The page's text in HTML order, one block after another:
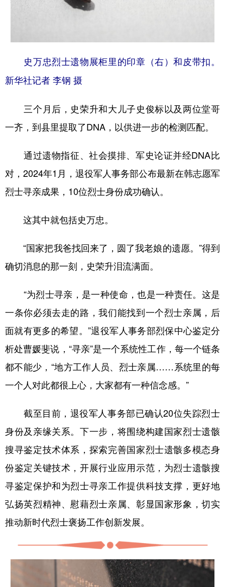
史万忠烈士遗物展柜里的印章（右）和皮带扣。
新华社记者 李钢 摄
三个月后，史荣升和大儿子史俊标以及两位堂哥
一齐，到县里提取了DNA，以供进一步的检测匹配。
通过遗物指征、社会摸排、军史论证并经DNA比
对，2024年1月，退役军人事务部公布最新在韩志愿军
烈士寻亲成果，10位烈士身份成功确认。
这其中就包括史万忠。
“国家把我爸找回来了，圆了我老娘的遗愿。”得到
确切消息的那一刻，史荣升泪流满面。
“为烈士寻亲，是一种使命，也是一种责任。这是
一条你必须去走的路，我们能找到一个烈士亲属，后
面就有更多的希望。”退役军人事务部烈保中心鉴定分
析处曹媛斐说，“寻亲”是一个系统性工作，每一个链条
都不能少，“地方工作人员、烈士亲属……系统里的每
一个人对此都很上心，大家都有一种信念感。”
截至目前，退役军人事务部已确认20位失踪烈士
身份及亲缘关系。下一步，将围绕构建国家烈士遗骸
搜寻鉴定技术体系，探索完善国家烈士遗骸多模态身
份鉴定关键技术，开展行业应用示范，为烈士遗骸搜
寻鉴定保护和为烈士寻亲工作提供科技支撑，更好地
弘扬英烈精神、慰藉烈士亲属、彰显国家形象，切实
推动新时代烈士褒扬工作创新发展。